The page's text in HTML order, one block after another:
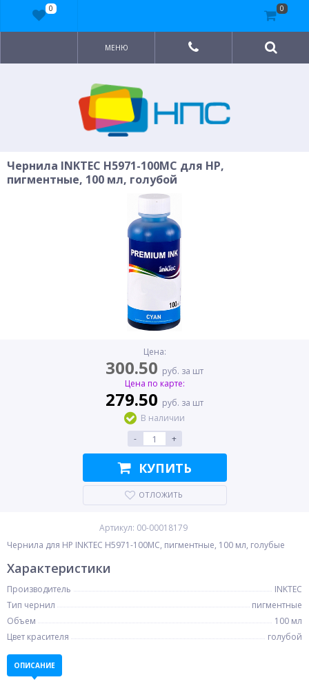
МЕНЮ
Чернила INKTEC H5971-100MC для HP,
пигментные, 100 мл, голубой
Цена:
300.50 руб. за шт
Цена по карте:
279.50 руб. за шт
В наличии
-
+
КУПИТЬ
ОТЛОЖИТЬ
Артикул: 00-00018179
Чернила для HP INKTEC H5971-100MC, пигментные, 100 мл, голубые
Характеристики
Производитель
INKTEC
Тип чернил
пигментные
Объем
100 мл
Цвет красителя
голубой
ОПИСАНИЕ
0 0